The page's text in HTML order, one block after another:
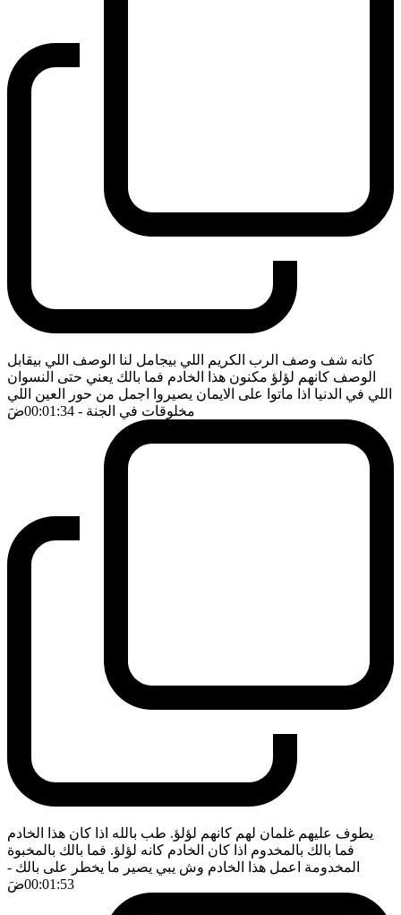
كانه شف وصف الرب الكريم اللي بيجامل لنا الوصف اللي بيقابل
الوصف كانهم لؤلؤ مكنون هذا الخادم فما بالك يعني حتى النسوان
اللي في الدنيا اذا ماتوا على الايمان يصيروا اجمل من حور العين اللي
مخلوقات في الجنة - 00:01:34 ضَ
يطوف عليهم غلمان لهم كانهم لؤلؤ. طب بالله اذا كان هذا الخادم
فما بالك بالمخدوم اذا كان الخادم كانه لؤلؤ. فما بالك بالمخبوة
المخدومة اعمل هذا الخادم وش يبي يصير ما يخطر على بالك -
00:01:53ضَ